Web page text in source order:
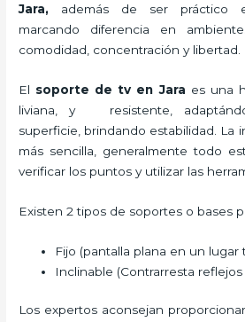
Jara, además de ser práctico
marcando diferencia en
comodidad, concentración y libertad.
El soporte de tv en Jara es una
liviana, y resistente,
superficie, brindando estabilidad. La
más sencilla, generalmente todo
verificar los puntos y utilizar las
Existen 2 tipos de soportes o bases
Fijo (pantalla plana en un
Inclinable (Contrarresta
Los expertos aconsejan